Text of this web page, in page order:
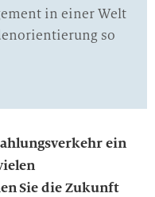
in einer Welt
so
ein
Sie die Zukunft